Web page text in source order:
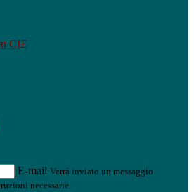
CIE
E-mail Verrà inviato un messaggio
necessarie.